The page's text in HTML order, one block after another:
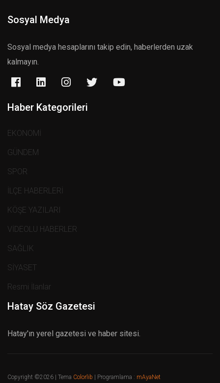
Sosyal Medya
Sosyal medya hesaplarını takip edin, haberlerden uzak
kalmayın.
Haber Kategorileri
EKONOMİ
GÜNDEM
SPOR
İLÇE HABERLERİ
KÖŞE YAZILARI
VİDEOLU HABERLER
SAĞLIK
SİYASET
Resmi İlanlar
Hatay Söz Gazetesi
Hatay'ın yerel gazetesi ve haber sitesi.
Copyright ©2026 | Tema Colorlib | Programlama : mAyaNet